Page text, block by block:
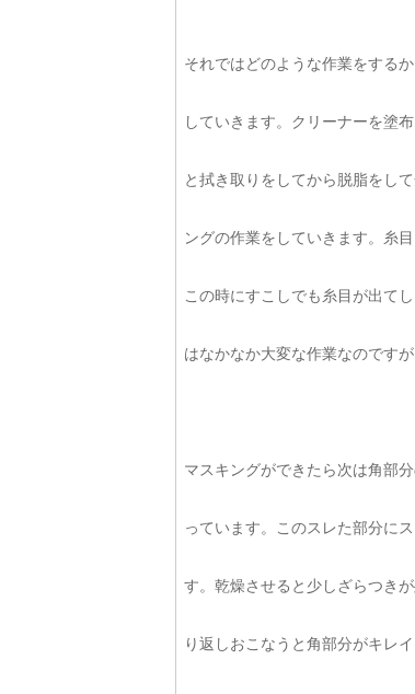
それではどのような作業をする
していきます。クリーナーを塗
と拭き取りをしてから脱脂をし
ングの作業をしていきます。糸
この時にすこしでも糸目が出て
はなかなか大変な作業なのです
マスキングができたら次は角部
っています。このスレた部分に
す。乾燥させると少しざらつき
り返しおこなうと角部分がキレ